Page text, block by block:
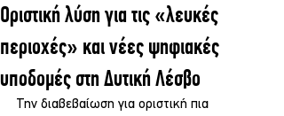
Οριστική λύση για τις «λευκές
περιοχές» και νέες ψηφιακές
υποδομές στη Δυτική Λέσβο
Την διαβεβαίωση για οριστική πια